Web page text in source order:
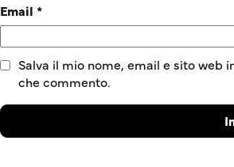
Email *
Salva il mio nome, email e sito web
che commento.